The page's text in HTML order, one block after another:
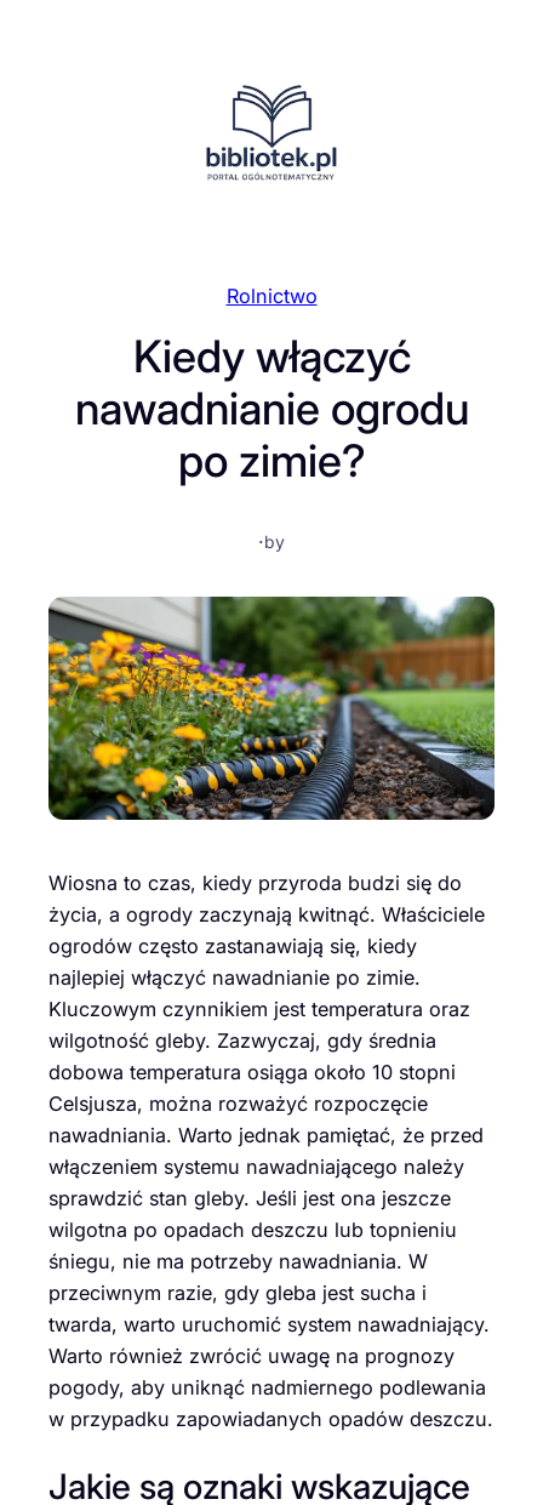
Rolnictwo
Kiedy włączyć
nawadnianie ogrodu
po zimie?
·by
Wiosna to czas, kiedy przyroda budzi się do
życia, a ogrody zaczynają kwitnąć. Właściciele
ogrodów często zastanawiają się, kiedy
najlepiej włączyć nawadnianie po zimie.
Kluczowym czynnikiem jest temperatura oraz
wilgotność gleby. Zazwyczaj, gdy średnia
dobowa temperatura osiąga około 10 stopni
Celsjusza, można rozważyć rozpoczęcie
nawadniania. Warto jednak pamiętać, że przed
włączeniem systemu nawadniającego należy
sprawdzić stan gleby. Jeśli jest ona jeszcze
wilgotna po opadach deszczu lub topnieniu
śniegu, nie ma potrzeby nawadniania. W
przeciwnym razie, gdy gleba jest sucha i
twarda, warto uruchomić system nawadniający.
Warto również zwrócić uwagę na prognozy
pogody, aby uniknąć nadmiernego podlewania
w przypadku zapowiadanych opadów deszczu.
Jakie są oznaki wskazujące